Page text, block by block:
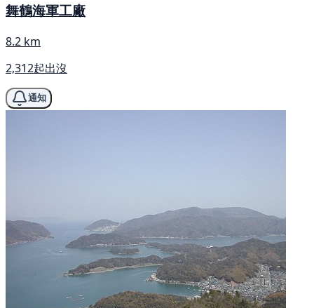
舞鶴海軍工廠
8.2 km
2,312起出沒
通知